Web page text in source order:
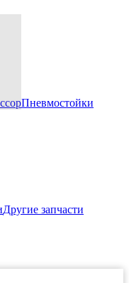
Пневмостойки
Другие запчасти